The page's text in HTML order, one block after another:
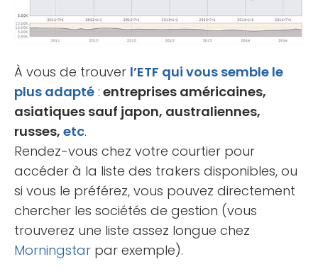
À vous de trouver l’ETF qui vous semble le
plus adapté : entreprises américaines,
asiatiques sauf japon, australiennes,
russes, etc.
Rendez-vous chez votre courtier pour
accéder à la liste des trakers disponibles, ou
si vous le préférez, vous pouvez directement
chercher les sociétés de gestion (vous
trouverez une liste assez longue chez
Morningstar par exemple).